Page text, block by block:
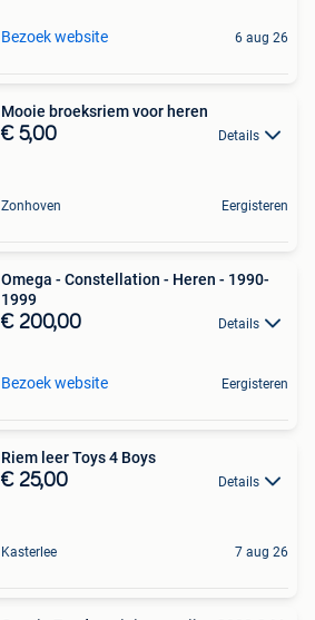
Bezoek website 6 aug 26
Mooie broeksriem voor heren
€ 5,00 Details
Zonhoven Eergisteren
Omega - Constellation - Heren - 1990-
1999
€ 200,00 Details
Bezoek website Eergisteren
Riem leer Toys 4 Boys
€ 25,00 Details
Kasterlee 7 aug 26